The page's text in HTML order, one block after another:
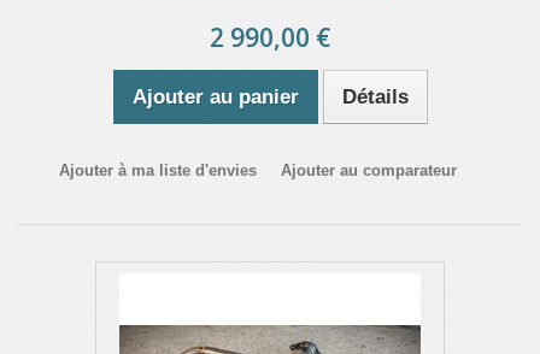
2 990,00 €
Ajouter au panier Détails
Ajouter à ma liste d'envies Ajouter au comparateur